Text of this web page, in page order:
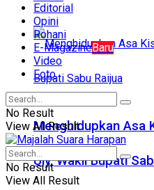
Menghidupkan Asa
Uly, Wakil Bupati
Editorial
Opini
Rohani
E-MagazineBaru
Video
Foto
No Result
View All Result
No Result
View All Result